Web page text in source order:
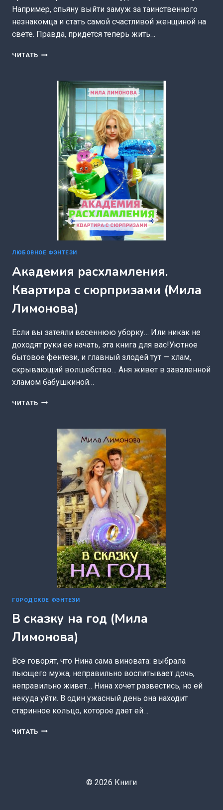
Например, спьяну выйти замуж за таинственного
незнакомца и стать самой счастливой женщиной на
свете. Правда, придется теперь жить…
ЧИТАТЬ ЗАМУЖ
СЕКРЕТЫ
МОЕГО
МУЖА
(МИЛА
ЛИМОНОВА)
ЛЮБОВНОЕ ФЭНТЕЗИ
Академия расхламления.
Квартира с сюрпризами (Мила
Лимонова)
Если вы затеяли весеннюю уборку… Или никак не
доходят руки ее начать, эта книга для вас!Уютное
бытовое фентези, и главный злодей тут — хлам,
скрывающий волшебство… Аня живет в заваленной
хламом бабушкиной…
ЧИТАТЬ АКАДЕМИЯ
СЮРПРИЗАМИ
(МИЛА
ЛИМОНОВА)
ГОРОДСКОЕ ФЭНТЕЗИ
В сказку на год (Мила
Лимонова)
Все говорят, что Нина сама виновата: выбрала
пьющего мужа, неправильно воспитывает дочь,
неправильно живет… Нина хочет развестись, но ей
некуда уйти. В один ужасный день она находит
старинное кольцо, которое дает ей…
ЧИТАТЬ В
© 2026 Книги